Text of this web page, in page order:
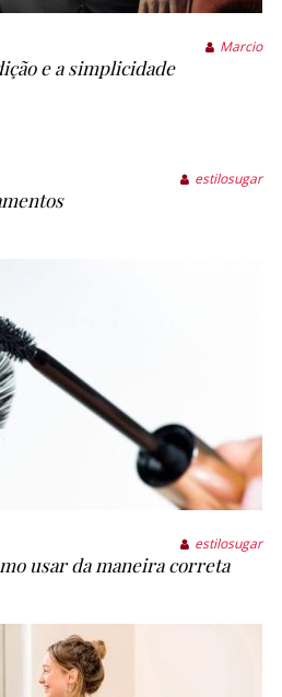
Marcio
e a simplicidade
estilosugar
estilosugar
usar da maneira correta